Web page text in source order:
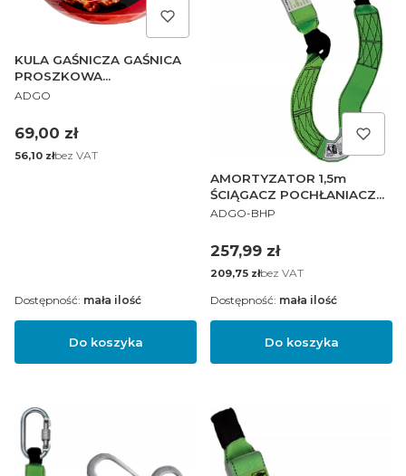
KULA GAŚNICZA GAŚNICA
PROSZKOWA
SAMOCHODOWA 1,3 KG
PRODUCENT
ADGO
Cena
69,00 zł
Cena
56,10 złbez VAT
Do koszyka
Dostępność: mała ilość
AMORTYZATOR 1,5m
ŚCIĄGACZ POCHŁANIACZ
KARABIŃCZYK
PRODUCENT
ADGO-BHP
Cena
257,99 zł
Cena
209,75 złbez VAT
Do koszyka
Dostępność: mała ilość